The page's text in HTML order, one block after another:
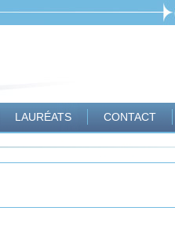
LAURÉATS CONTACT